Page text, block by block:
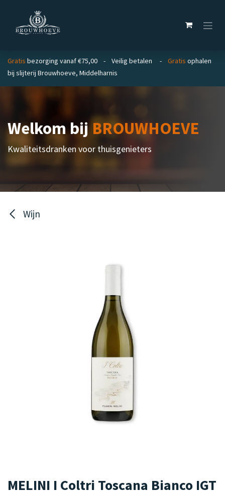
Gratis bezorging vanaf €75,00 - Veilig betalen - Gratis ophalen
bij slijterij Brouwhoeve, Middelharnis
Welkom bijBROUWHOEVE
Kwaliteitsdranken voor thuisgenieters
Wijn
MELINI I Coltri Toscana Bianco IGT